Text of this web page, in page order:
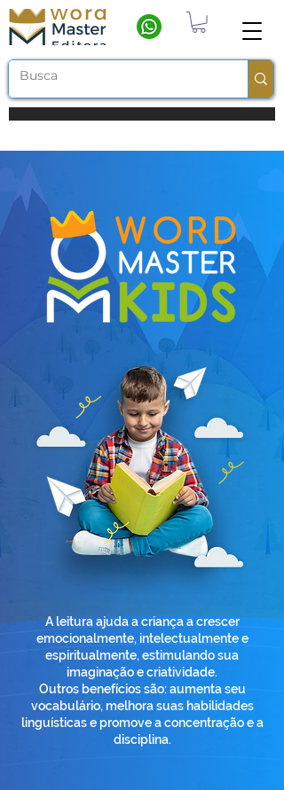
A leitura ajuda a criança a crescer
emocionalmente, intelectualmente e
espiritualmente, estimulando sua
imaginação e criatividade.
Outros benefícios são: aumenta seu
vocabulário, melhora suas habilidades
linguísticas e promove a concentração e a
disciplina.